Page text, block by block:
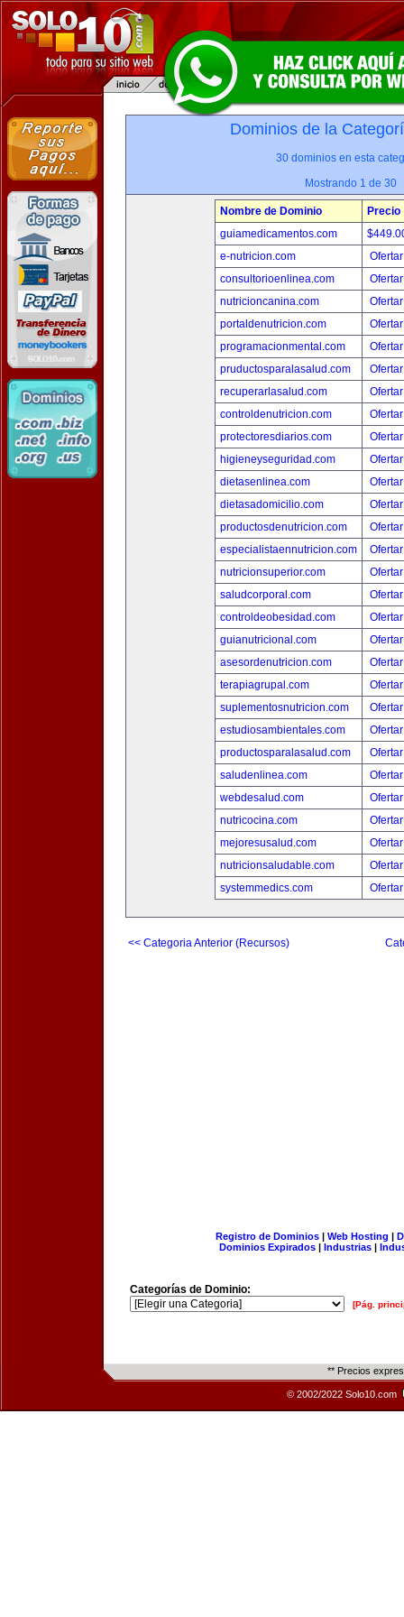
Dominios de la
30 dominios en esta
Mostrando 1 de 30
Nombre de Dominio
Precio
guiamedicamentos.com
e-nutricion.com
consultorioenlinea.com
nutricioncanina.com
portaldenutricion.com
programacionmental.com
pruductosparalasalud.com
recuperarlasalud.com
controldenutricion.com
protectoresdiarios.com
higieneyseguridad.com
dietasenlinea.com
dietasadomicilio.com
productosdenutricion.com
especialistaennutricion.com
nutricionsuperior.com
saludcorporal.com
controldeobesidad.com
guianutricional.com
asesordenutricion.com
terapiagrupal.com
suplementosnutricion.com
estudiosambientales.com
productosparalasalud.com
saludenlinea.com
webdesalud.com
nutricocina.com
mejoresusalud.com
nutricionsaludable.com
systemmedics.com
<< Categoria Anterior (Recursos)
Registro de Dominios| Web Hosting |
Dominios Expirados | Industrias |
Categorías de Dominio:
[Pág.
** Precios
© 2002/2022 Solo10.com